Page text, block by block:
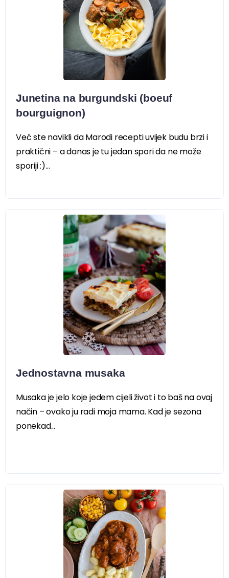
Junetina na burgundski (boeuf
bourguignon)
Već ste navikli da Marodi recepti uvijek budu brzi i
praktični – a danas je tu jedan spori da ne može
sporiji :)...
Jednostavna musaka
Musaka je jelo koje jedem cijeli život i to baš na ovaj
način – ovako ju radi moja mama. Kad je sezona
ponekad...